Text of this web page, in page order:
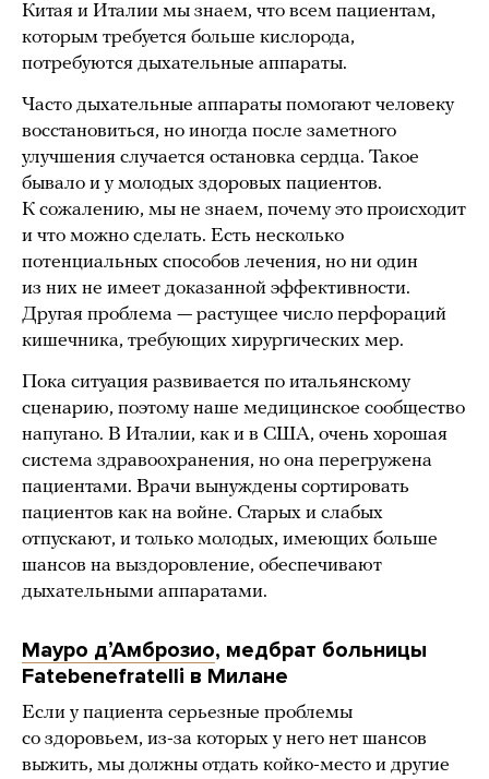
Китая и Италии мы знаем, что всем пациентам,
которым требуется больше кислорода,
потребуются дыхательные аппараты.
Часто дыхательные аппараты помогают человеку
восстановиться, но иногда после заметного
улучшения случается остановка сердца. Такое
бывало и у молодых здоровых пациентов.
К сожалению, мы не знаем, почему это происходит
и что можно сделать. Есть несколько
потенциальных способов лечения, но ни один
из них не имеет доказанной эффективности.
Другая проблема — растущее число перфораций
кишечника, требующих хирургических мер.
Пока ситуация развивается по итальянскому
сценарию, поэтому наше медицинское сообщество
напугано. В Италии, как и в США, очень хорошая
система здравоохранения, но она перегружена
пациентами. Врачи вынуждены сортировать
пациентов как на войне. Старых и слабых
отпускают, и только молодых, имеющих больше
шансов на выздоровление, обеспечивают
дыхательными аппаратами.
Мауро дʼАмброзио, медбрат больницы
Fatebenefratelli в Милане
Если у пациента серьезные проблемы
со здоровьем, из-за которых у него нет шансов
выжить, мы должны отдать койко-место и другие